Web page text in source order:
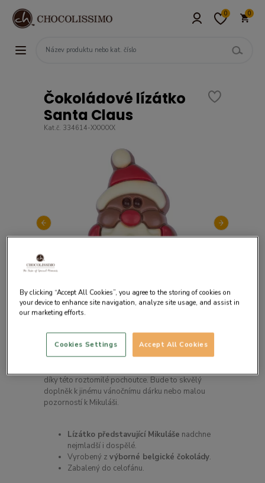
0 0
Čokoládové lízátko
Santa Claus
Kat.č. 334614-XXXXXX
Sladkélízátko v podobě Santy Clauseosladí
každému toto výjimečné sváteční období. Věnujte
díky této roztomilé pochoutce. Bude to skvělý
doplněk k jinému vánočnímu dárku nebo malou
pozorností k Mikuláši.
Lízátko představující Mikuláše nadchne
nejmladší i dospělé.
Vyrobený z výborné belgické čokolády.
Zabalený do celofánu.
By clicking “Accept All Cookies”, you agree to the storing of cookies on
your device to enhance site navigation, analyze site usage, and assist in
our marketing efforts.
Accept All Cookies
Cookies Settings